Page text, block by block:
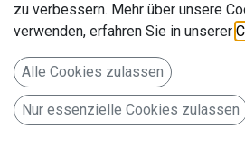
41516 Grevenbroich
Deutschland www.ampire.de
Ersatzgehäuse für Bluetooth TAG,
12,00€ Alle Preise inkl. MwSt.zzgl.
zu verbessern. Mehr über unsere
verwenden, erfahren Sie in unserer
Alle Cookies zulassen
Nur essenzielle Cookies zulassen